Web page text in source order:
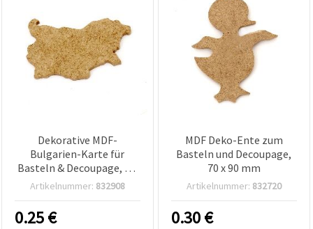
Dekorative MDF-
Bulgarien-Karte für
Basteln & Decoupage, 4 x
6 cm
Artikelnummer: 832908
0.25€
MDF Deko-Ente zum
Basteln und Decoupage,
70 x 90 mm
Artikelnummer: 832720
0.30€